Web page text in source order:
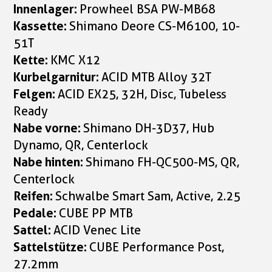
Innenlager: Prowheel BSA PW-MB68
Kassette:Shimano Deore CS-M6100, 10-
51T
Kette: KMC X12
Kurbelgarnitur:ACID MTB Alloy 32T
Felgen:ACID EX25, 32H, Disc, Tubeless
Ready
Nabe vorne:Shimano DH-3D37, Hub
Dynamo, QR, Centerlock
Nabe hinten:Shimano FH-QC500-MS, QR,
Centerlock
Reifen:Schwalbe Smart Sam, Active, 2.25
Pedale: CUBE PP MTB
Sattel:ACID Venec Lite
Sattelstütze: CUBE Performance Post,
27.2mm